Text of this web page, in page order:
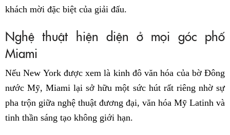
khách mời đặc biệt của giải đấu.
Nghệ thuật hiện diện ở mọi góc phố
Miami
Nếu New York được xem là kinh đô văn hóa của bờ Đông
nước Mỹ, Miami lại sở hữu một sức hút rất riêng nhờ sự
pha trộn giữa nghệ thuật đương đại, văn hóa Mỹ Latinh và
tinh thần sáng tạo không giới hạn.